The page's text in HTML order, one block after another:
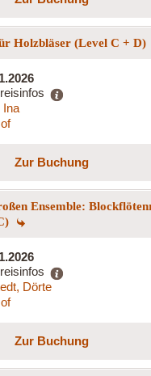
Holzbläser (Level C + D)
Ina
Zur Buchung
Ensemble:
Dörte
Zur Buchung